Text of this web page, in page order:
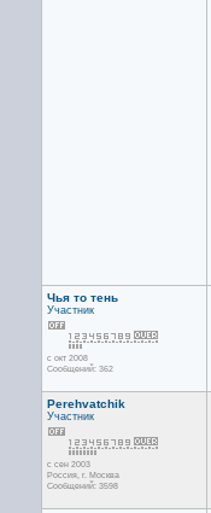
Чья то тень
Участник
с окт 2008
Сообщений: 362
Perehvatchik
Участник
с сен 2003
Россия, г. Москва
Сообщений: 3598